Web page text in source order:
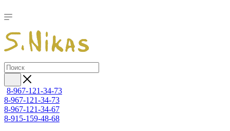
8-967-121-34-73
8-967-121-34-73
8-967-121-34-67
8-915-159-48-68